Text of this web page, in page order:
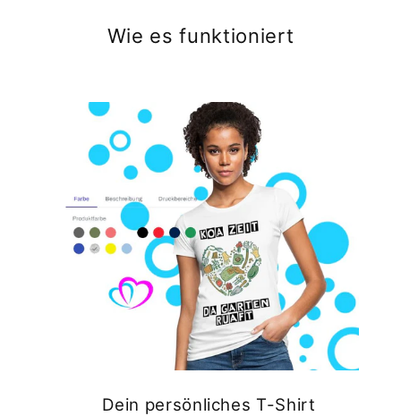
Wie es funktioniert
Dein persönliches T-Shirt